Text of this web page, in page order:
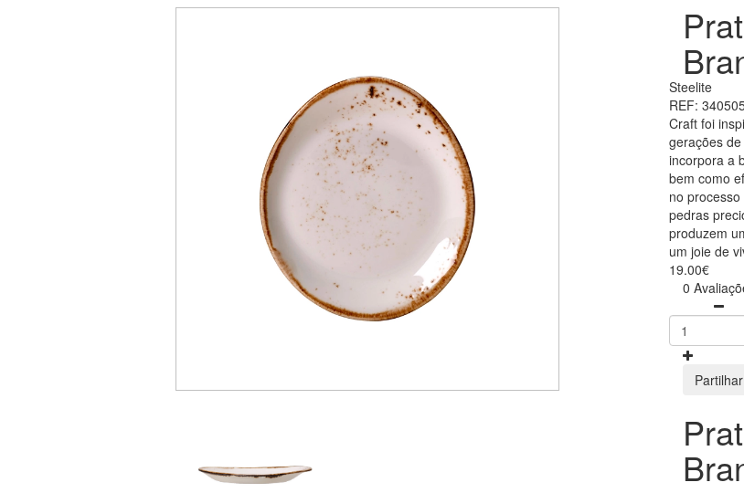
Steelite
REF:
Craft foi
gerações
incorpora a
bem como
no
pedras
produzem
um joie de
19.00€
0
Partilhar